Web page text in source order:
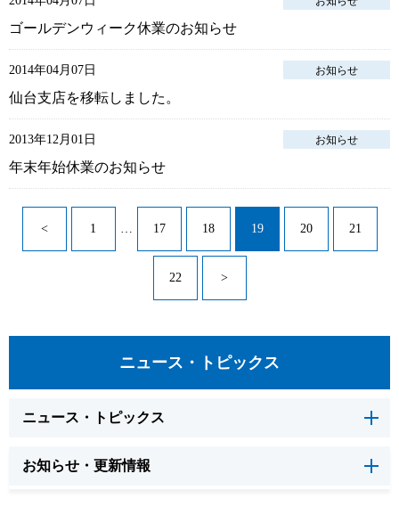
ゴールデンウィーク休業のお知らせ
2014年04月07日 お知らせ
仙台支店を移転しました。
2013年12月01日 お知らせ
年末年始休業のお知らせ
< 1 … 17 18 19 20 21
22 >
ニュース・トピックス
ニュース・トピックス
お知らせ・更新情報